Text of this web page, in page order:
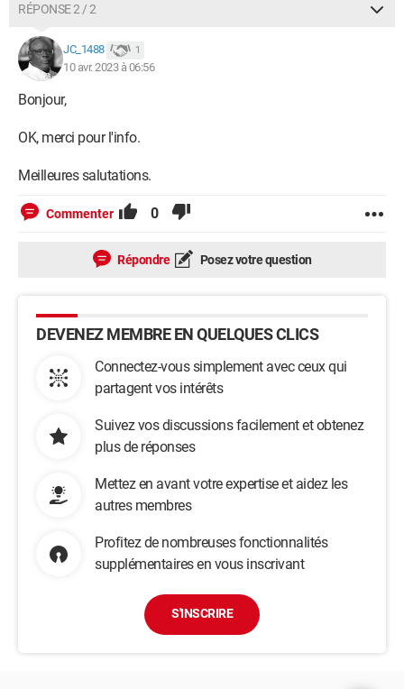
RÉPONSE 2 / 2
JC_1488 1
10 avr. 2023 à 06:56
Bonjour,
OK, merci pour l'info.
Meilleures salutations.
Commenter 0
Répondre Posez votre question
DEVENEZ MEMBRE EN QUELQUES CLICS
Connectez-vous simplement avec ceux qui
partagent vos intérêts
Suivez vos discussions facilement et obtenez
plus de réponses
Mettez en avant votre expertise et aidez les
autres membres
Profitez de nombreuses fonctionnalités
supplémentaires en vous inscrivant
S'INSCRIRE